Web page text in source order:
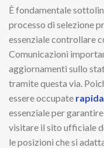
È fondamentale
processo di selezione
essenziale controllare
Comunicazioni
aggiornamenti sullo
tramite questa via.
essere occupate
essenziale per
visitare il sito ufficiale
le posizioni che si